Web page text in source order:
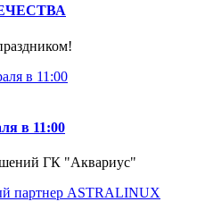
в 11:00
ГК "Аквариус"